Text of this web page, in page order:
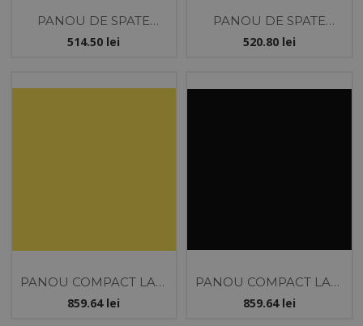
PANOU DE SPATE
KASTAMONU
514.50 lei
PANOU DE SPATE
KASTAMONU
520.80lei
PANOU COMPACT LAM
- 12X2100X2440 -
859.64lei
PANOU COMPACT LAM
- 12X2100X2440 -
859.64lei